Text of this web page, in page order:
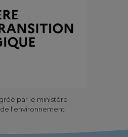
par le ministère
l'environnement